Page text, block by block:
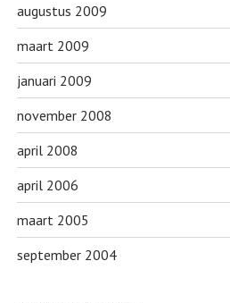
augustus 2009
maart 2009
januari 2009
november 2008
april 2008
april 2006
maart 2005
september 2004